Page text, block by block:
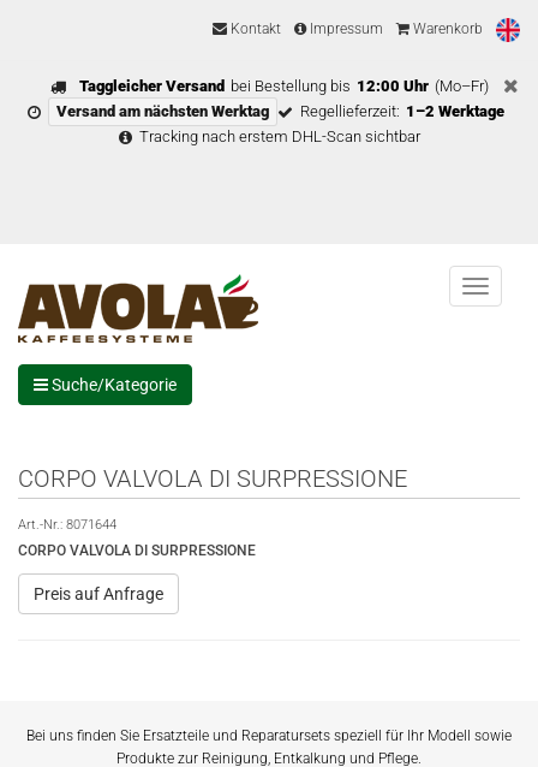
Kontakt Impressum Warenkorb
Taggleicher Versand bei Bestellung bis 12:00 Uhr (Mo–Fr)
Versand am nächsten Werktag
Regellieferzeit: 1–2 Werktage
Tracking nach erstem DHL-Scan sichtbar
Menu
Suche/Kategorie
CORPO VALVOLA DI SURPRESSIONE
Art.-Nr.: 8071644
CORPO VALVOLA DI SURPRESSIONE
Preis auf Anfrage
Bei uns finden Sie Ersatzteile und Reparatursets speziell für Ihr Modell sowie
Produkte zur Reinigung, Entkalkung und Pflege.